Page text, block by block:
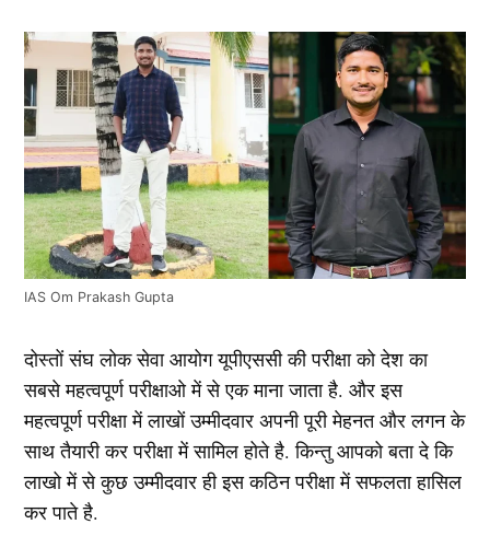
IAS Om Prakash Gupta
दोस्तों संघ लोक सेवा आयोग यूपीएससी की परीक्षा को देश का
सबसे महत्वपूर्ण परीक्षाओ में से एक माना जाता है. और इस
महत्वपूर्ण परीक्षा में लाखों उम्मीदवार अपनी पूरी मेहनत और लगन के
साथ तैयारी कर परीक्षा में सामिल होते है. किन्तु आपको बता दे कि
लाखो में से कुछ उम्मीदवार ही इस कठिन परीक्षा में सफलता हासिल
कर पाते है.